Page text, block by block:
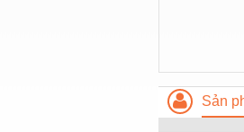
Sản